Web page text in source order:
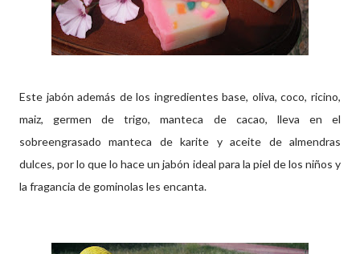
Este jabón además de los ingredientes base, oliva, coco, ricino,
maiz, germen de trigo, manteca de cacao, lleva en el
sobreengrasado manteca de karite y aceite de almendras
dulces, por lo que lo hace un jabón ideal para la piel de los niños y
la fragancia de gominolas les encanta.